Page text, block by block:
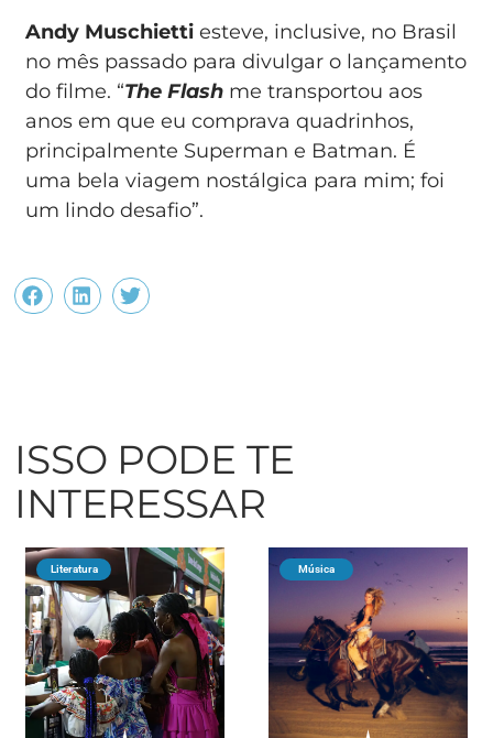
Andy Muschietti esteve, inclusive, no Brasil
no mês passado para divulgar o lançamento
do filme. “The Flash me transportou aos
anos em que eu comprava quadrinhos,
principalmente Superman e Batman. É
uma bela viagem nostálgica para mim; foi
um lindo desafio”.
ISSO PODE TE
INTERESSAR
Literatura Música